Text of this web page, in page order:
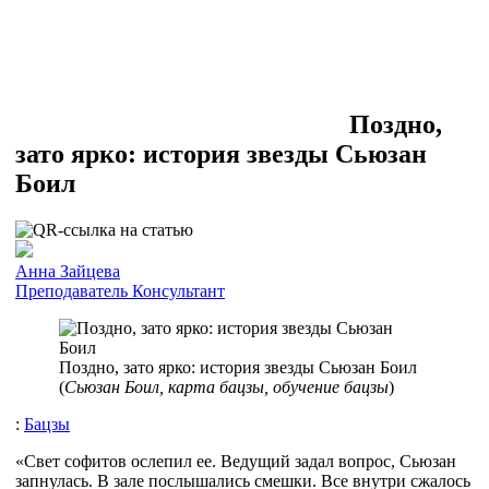
Поздно,
зато ярко: история звезды Сьюзан
Боил
Анна Зайцева
Преподаватель Консультант
Поздно, зато ярко: история звезды Сьюзан Боил
(Сьюзан Боил, карта бацзы, обучение бацзы)
: Бацзы
«Свет софитов ослепил ее. Ведущий задал вопрос, Сьюзан
запнулась. В зале послышались смешки. Все внутри сжалось